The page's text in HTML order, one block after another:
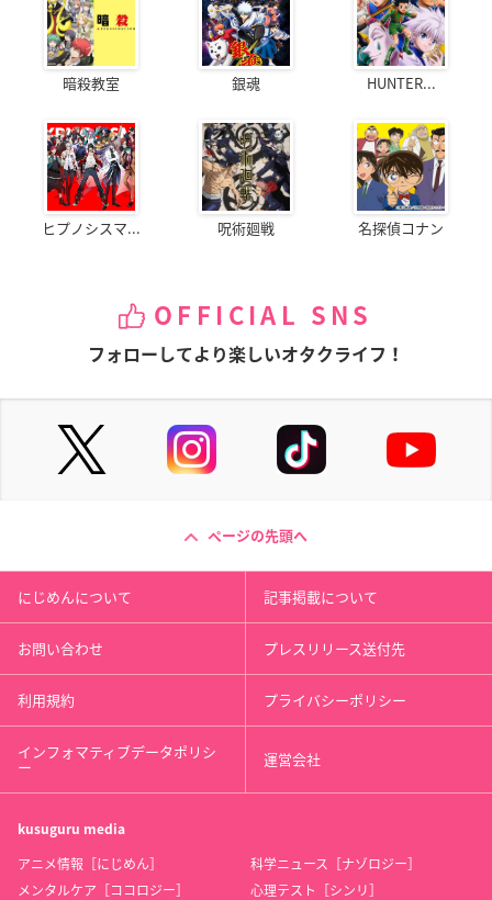
暗殺教室 銀魂 HUNTER...
ヒプノシスマ... 呪術廻戦 名探偵コナン
OFFICIAL SNS
フォローしてより楽しいオタクライフ！
ページの先頭へ
にじめんについて 記事掲載について
お問い合わせ プレスリリース送付先
利用規約 プライバシーポリシー
インフォマティブデータポリシ
ー 運営会社
kusuguru media
アニメ情報［にじめん］
科学ニュース［ナゾロジー］
メンタルケア［ココロジー］
心理テスト［シンリ］